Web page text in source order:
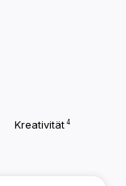
Kreativität4